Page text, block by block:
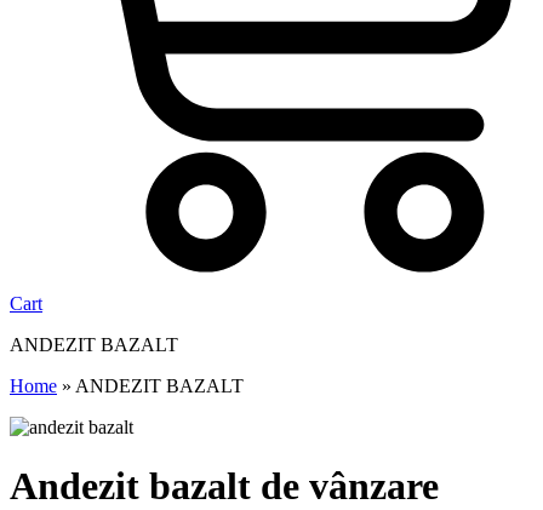
Cart
ANDEZIT BAZALT
Home » ANDEZIT BAZALT
Andezit bazalt de vânzare